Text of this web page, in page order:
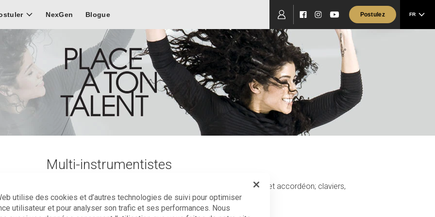
NexGen Blogue
Facebook
Instagram
YouTube
Postulez FR
Multi-instrumentistes
jouer des instruments issus de plusieurs familles d’instruments (ex : guitare et accordéon; claviers,
utilise des cookies et d’autres technologies de suivi pour optimiser
utilisateur et pour analyser son trafic et ses performances. Nous